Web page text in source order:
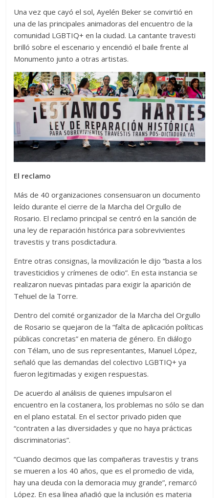
Una vez que cayó el sol, Ayelén Beker se convirtió en
una de las principales animadoras del encuentro de la
comunidad LGBTIQ+ en la ciudad. La cantante travesti
brilló sobre el escenario y encendió el baile frente al
Monumento junto a otras artistas.
El reclamo
Más de 40 organizaciones consensuaron un documento
leído durante el cierre de la Marcha del Orgullo de
Rosario. El reclamo principal se centró en la sanción de
una ley de reparación histórica para sobrevivientes
travestis y trans posdictadura.
Entre otras consignas, la movilización le dijo “basta a los
travesticidios y crímenes de odio”. En esta instancia se
realizaron nuevas pintadas para exigir la aparición de
Tehuel de la Torre.
Dentro del comité organizador de la Marcha del Orgullo
de Rosario se quejaron de la “falta de aplicación políticas
públicas concretas” en materia de género. En diálogo
con Télam, uno de sus representantes, Manuel López,
señaló que las demandas del colectivo LGBTIQ+ ya
fueron legitimadas y exigen respuestas.
De acuerdo al análisis de quienes impulsaron el
encuentro en la costanera, los problemas no sólo se dan
en el plano estatal. En el sector privado piden que
“contraten a las diversidades y que no haya prácticas
discriminatorias”.
“Cuando decimos que las compañeras travestis y trans
se mueren a los 40 años, que es el promedio de vida,
hay una deuda con la demoracia muy grande”, remarcó
López. En esa línea añadió que la inclusión es materia